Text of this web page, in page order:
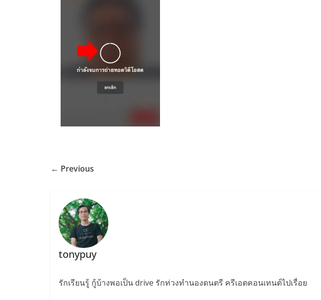
← Previous
tonypuy
รักเรียนรู้ กู้บ้างพอเป็น drive รักท่วงทำนองดนตรี ครีเอตคอนเทนต์ไปเรื่อย